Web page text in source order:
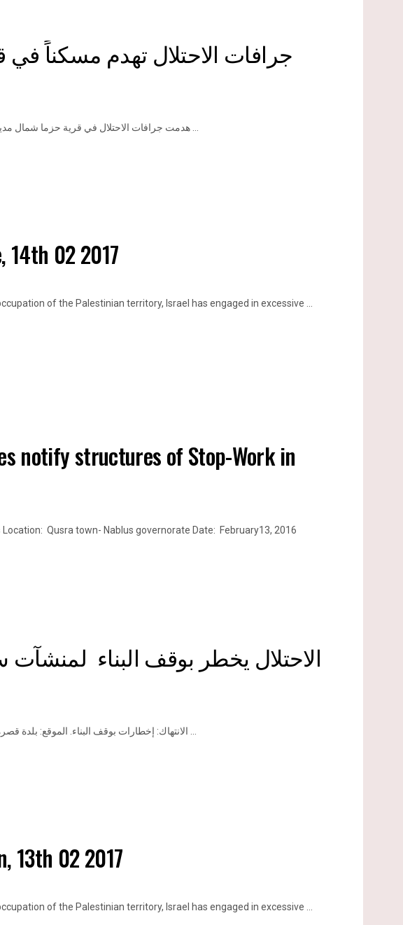
جرافات الاحتلال تهدم مسكناً
14th 02 2017
of the Palestinian territory, Israel has engaged in excessive ...
notify structures of Stop-Work in
Qusra town- Nablus governorate Date: February13, 2016
الاحتلال يخطر بوقف البناء لمنشآت
13th 02 2017
of the Palestinian territory, Israel has engaged in excessive ...